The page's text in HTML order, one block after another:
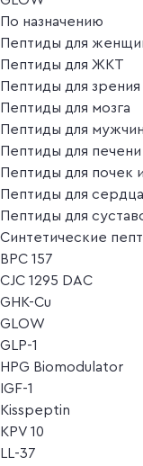
По назначению
Пептиды для
Пептиды для ЖКТ
Пептиды для зрения
Пептиды для мозга
Пептиды для мужчин
Пептиды для печени
Пептиды для почек
Пептиды для
Пептиды для
Синтетические
BPC 157
CJC 1295 DAC
GHK-Cu
GLOW
GLP-1
HPG Biomodulator
IGF-1
Kisspeptin
KPV 10
LL-37